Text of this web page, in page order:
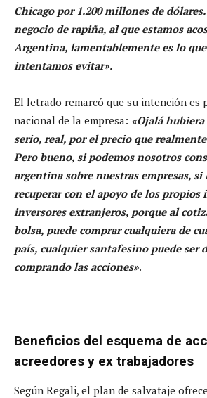
Chicago por 1.200 millones de
negocio de rapiña, al que estamos
Argentina, lamentablemente es lo
intentamos evitar».
El letrado remarcó que su intención es
nacional de la empresa: «Ojalá
serio, real, por el precio que
Pero bueno, si podemos nosotros
argentina sobre nuestras empresas, si
recuperar con el apoyo de los propios
inversores extranjeros, porque al
bolsa, puede comprar cualquiera de
país, cualquier santafesino puede ser
comprando las acciones».
Beneficios del esquema de
acreedores y ex trabajadores
Según Regali, el plan de salvataje